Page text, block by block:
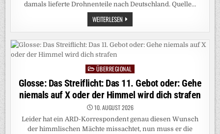
damals lieferte Drohnenteile nach Deutschland. Quelle…
WEITERLESEN SABOTAGE:
GAB
ES
EINEN
TESTLAUF
DROHNE
AM
LEIPZIGER
FLUGHAFEN?
Posted
in
ÜBERREGIONAL
Glosse: Das Streiflicht: Das 11. Gebot oder: Gehe
niemals auf X oder der Himmel wird dich strafen
10. AUGUST 2026
Leider hat ein ARD-Korrespondent genau diesen Wunsch
der himmlischen Mächte missachtet, nun muss er die